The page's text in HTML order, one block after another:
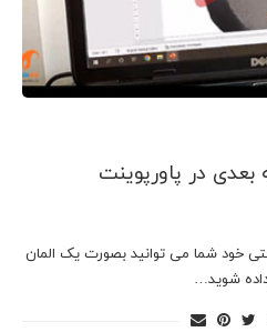
در پاورپوینت
خود شما می توانید بصورت یک المان
شوید…